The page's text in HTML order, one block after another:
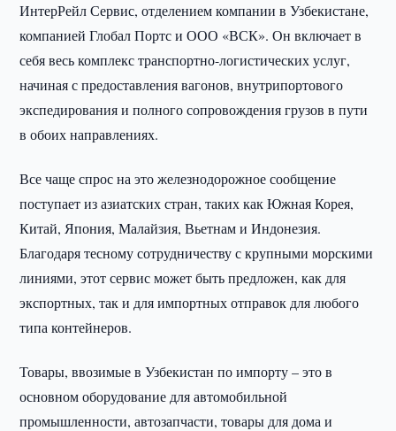
ИнтерРейл Сервис, отделением компании в Узбекистане,
компанией Глобал Портс и ООО «ВСК». Он включает в
себя весь комплекс транспортно-логистических услуг,
начиная с предоставления вагонов, внутрипортового
экспедирования и полного сопровождения грузов в пути
в обоих направлениях.
Все чаще спрос на это железнодорожное сообщение
поступает из азиатских стран, таких как Южная Корея,
Китай, Япония, Малайзия, Вьетнам и Индонезия.
Благодаря тесному сотрудничеству с крупными морскими
линиями, этот сервис может быть предложен, как для
экспортных, так и для импортных отправок для любого
типа контейнеров.
Товары, ввозимые в Узбекистан по импорту – это в
основном оборудование для автомобильной
промышленности, автозапчасти, товары для дома и